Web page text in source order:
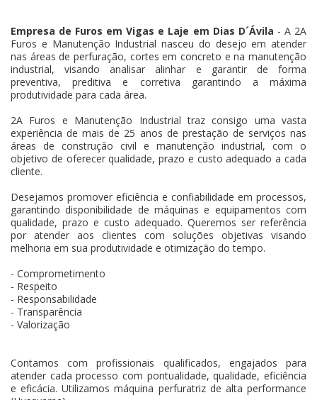
Empresa de Furos em Vigas e Laje em Dias D´Ávila - A 2A
Furos e Manutenção Industrial nasceu do desejo em atender
nas áreas de perfuração, cortes em concreto e na manutenção
industrial, visando analisar alinhar e garantir de forma
preventiva, preditiva e corretiva garantindo a máxima
produtividade para cada área.
2A Furos e Manutenção Industrial traz consigo uma vasta
experiência de mais de 25 anos de prestação de serviços nas
áreas de construção civil e manutenção industrial, com o
objetivo de oferecer qualidade, prazo e custo adequado a cada
cliente.
Desejamos promover eficiência e confiabilidade em processos,
garantindo disponibilidade de máquinas e equipamentos com
qualidade, prazo e custo adequado. Queremos ser referência
por atender aos clientes com soluções objetivas visando
melhoria em sua produtividade e otimização do tempo.
- Comprometimento
- Respeito
- Responsabilidade
- Transparência
- Valorização
Contamos com profissionais qualificados, engajados para
atender cada processo com pontualidade, qualidade, eficiência
e eficácia. Utilizamos máquina perfuratriz de alta performance